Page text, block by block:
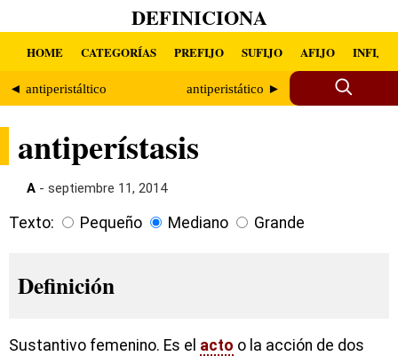
DEFINICIONA
HOME CATEGORÍAS PREFIJO SUFIJO AFIJO INFIJO
◄ antiperistáltico antiperistático ►
antiperístasis
A - septiembre 11, 2014
Texto: Pequeño Mediano Grande
Definición
Sustantivo femenino. Es el acto o la acción de dos